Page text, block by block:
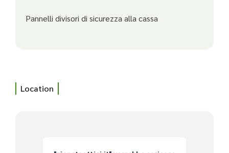
Pannelli divisori di sicurezza alla cassa
Location